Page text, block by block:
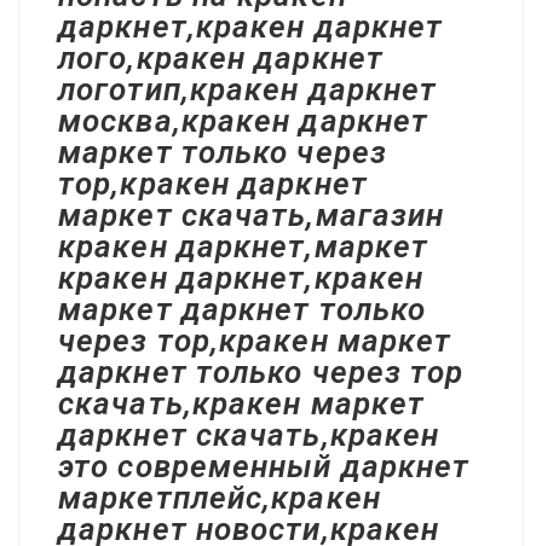
даркнет,кракен даркнет
лого,кракен даркнет
логотип,кракен даркнет
москва,кракен даркнет
маркет только через
тор,кракен даркнет
маркет скачать,магазин
кракен даркнет,маркет
кракен даркнет,кракен
маркет даркнет только
через тор,кракен маркет
даркнет только через тор
скачать,кракен маркет
даркнет скачать,кракен
это современный даркнет
маркетплейс,кракен
даркнет новости,кракен